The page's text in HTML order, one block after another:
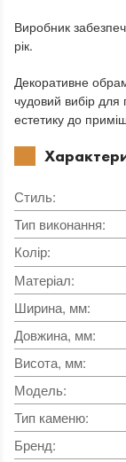
Виробник
рік.
Декоративне
чудовий вибір
естетику до
Стиль:
Тип виконання:
Колір:
Матеріал:
Ширина, мм:
Довжина, мм:
Висота, мм:
Модель:
Тип каменю:
Бренд: